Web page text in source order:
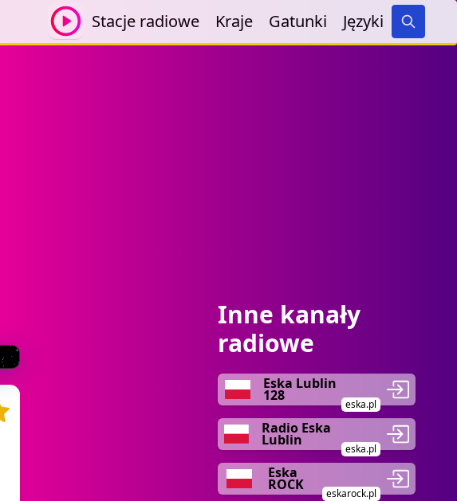
Stacje radiowe Kraje Gatunki Języki
Search
Inne kanały
radiowe
Eska Lublin
128
eska.pl
Radio Eska
Lublin
eska.pl
Eska
ROCK
eskarock.pl